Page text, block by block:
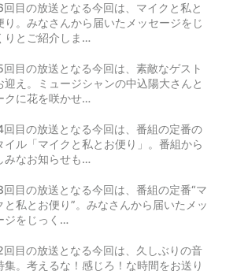
目の放送となる今回は、マイクと私と
り。みなさんから届いたメッセージをじ
りとご紹介しま…
目の放送となる今回は、素敵なゲスト
迎え。ミュージシャンの中込陽大さんと
クに花を咲かせ…
目の放送となる今回は、番組の定番の
イル「マイクと私とお便り」。番組から
みなお知らせも…
目の放送となる今回は、番組の定番“マ
と私とお便り”。みなさんから届いたメッ
ジをじっく…
目の放送となる今回は、久しぶりの音
集。考えるな！感じろ！な時間をお送り